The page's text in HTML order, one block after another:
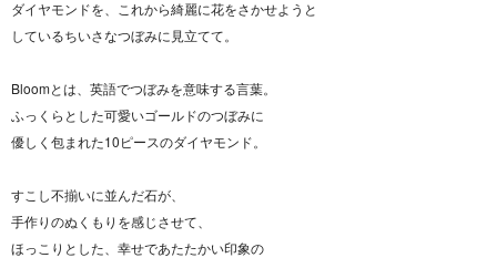
ダイヤモンドを、これから綺麗に花をさかせようと
しているちいさなつぼみに見立てて。
Bloomとは、英語でつぼみを意味する言葉。
ふっくらとした可愛いゴールドのつぼみに
優しく包まれた10ピースのダイヤモンド。
すこし不揃いに並んだ石が、
手作りのぬくもりを感じさせて、
ほっこりとした、幸せであたたかい印象の